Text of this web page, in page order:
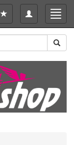
Toggle
navigation